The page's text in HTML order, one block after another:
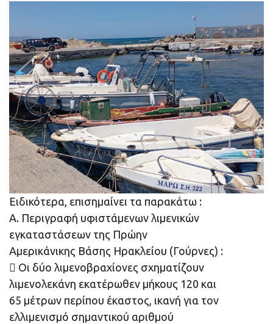
Ειδικότερα, επισημαίνει τα παρακάτω :
Α. Περιγραφή υφιστάμενων λιμενικών
εγκαταστάσεων της Πρώην
Αμερικάνικης Βάσης Ηρακλείου (Γούρνες) :
 Οι δύο λιμενοβραχίονες σχηματίζουν
λιμενολεκάνη εκατέρωθεν μήκους 120 και
65 μέτρων περίπου έκαστος, ικανή για τον
ελλιμενισμό σημαντικού αριθμού